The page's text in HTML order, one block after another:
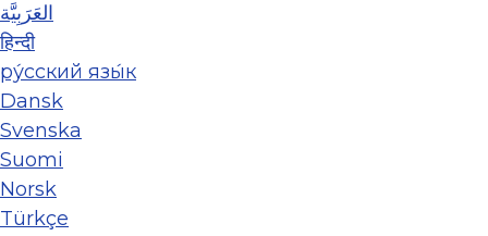
العَرَبِيَّة
हिन्दी
ру́сский язы́к
Dansk
Svenska
Suomi
Norsk
Türkçe